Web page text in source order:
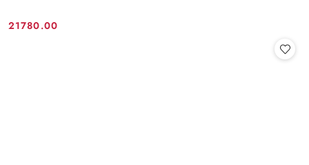
Cena:
21780.00